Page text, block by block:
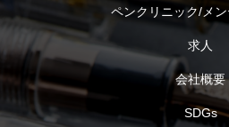
ペンクリニック/メ
求人
会社概要
SDGs